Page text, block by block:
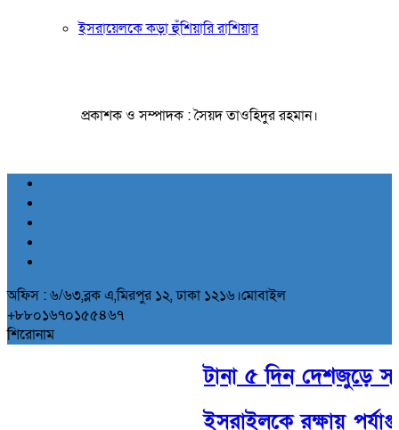
ইসরায়েলকে কড়া হুঁশিয়ারি রাশিয়ার
প্রকাশক ও সম্পাদক : সৈয়দ তাওহিদুর রহমান।
অফিস : ৬/৬৩,ব্লক এ,মিরপুর ১২, ঢাকা ১২১৬।মোবাইল
+৮৮০১৬৭০১৫৫৪৬৭
শিরোনাম
টানা ৫ দিন দেশজুড়ে
ইসরাইলকে রক্ষায়